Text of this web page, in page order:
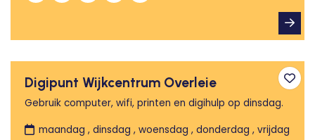
Digipunt Wijkcentrum Overleie
Gebruik computer, wifi, printen en digihulp op dinsdag.
maandag , dinsdag , woensdag , donderdag , vrijdag